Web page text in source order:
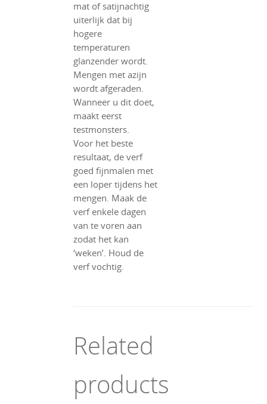
mat of satijnachtig
uiterlijk dat bij
hogere
temperaturen
glanzender wordt.
Mengen met azijn
wordt afgeraden.
Wanneer u dit doet,
maakt eerst
testmonsters.
Voor het beste
resultaat, de verf
goed fijnmalen met
een loper tijdens het
mengen. Maak de
verf enkele dagen
van te voren aan
zodat het kan
‘weken’. Houd de
verf vochtig.
Related
products